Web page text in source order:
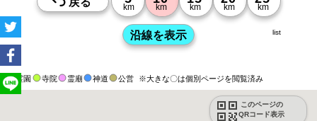
霊園 寺院 霊廟 神道 公営 ※大きな〇は個別ページを閲覧済み
このページの
QRコード表示
list